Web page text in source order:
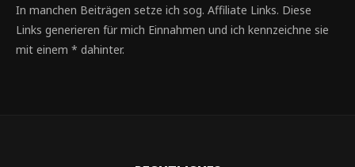
In manchen Beiträgen setze ich sog. Affiliate Links. Diese
Links generieren für mich Einnahmen und ich kennzeichne sie
mit einem * dahinter.